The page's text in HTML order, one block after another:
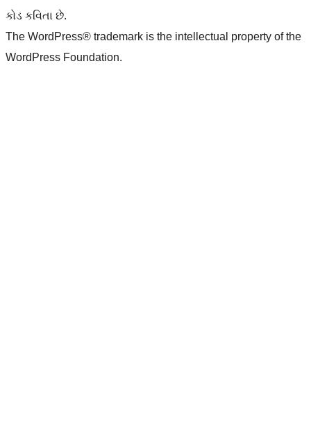
કોડ કવિતા છે.
The WordPress® trademark is the intellectual property of the
WordPress Foundation.